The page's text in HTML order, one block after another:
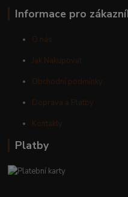
Informace pro
O nás
Jak Nakupovat
Obchodní podmínky
Doprava a Platby
Kontakty
Platby